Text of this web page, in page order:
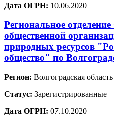
Дата ОГРН: 10.06.2020
Региональное
общественной
природных ресурсов
общество" по
Регион: Волгоградская область
Статус: Зарегистрированные
Дата ОГРН: 07.10.2020